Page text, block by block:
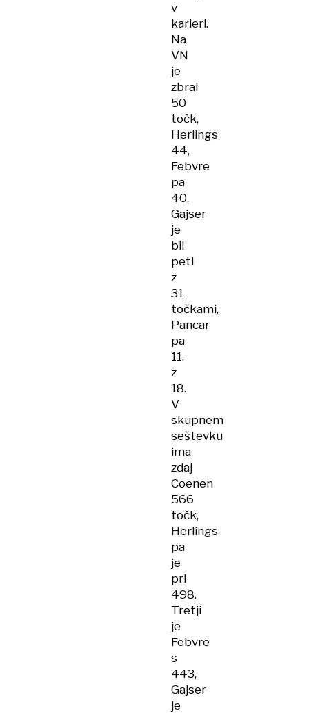
v
karieri.
Na
VN
je
zbral
50
točk,
Herlings
44,
Febvre
pa
40.
Gajser
je
bil
peti
z
31
točkami,
Pancar
pa
11.
z
18.
V
skupnem
seštevku
ima
zdaj
Coenen
566
točk,
Herlings
pa
je
pri
498.
Tretji
je
Febvre
s
443,
Gajser
je